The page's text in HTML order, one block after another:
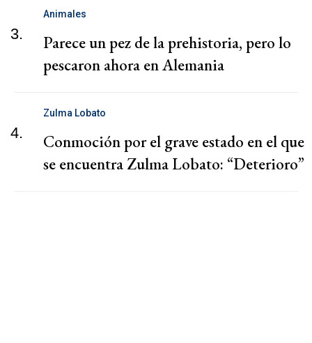
3.
Animales
Parece un pez de la prehistoria, pero lo
pescaron ahora en Alemania
4.
Zulma Lobato
Conmoción por el grave estado en el que
se encuentra Zulma Lobato: “Deterioro”